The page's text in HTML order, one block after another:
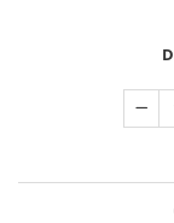
Suport
Tunuri de caldura